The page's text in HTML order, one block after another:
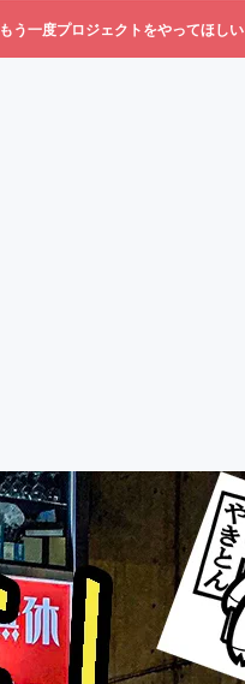
もう一度プロジェクトをやってほしい